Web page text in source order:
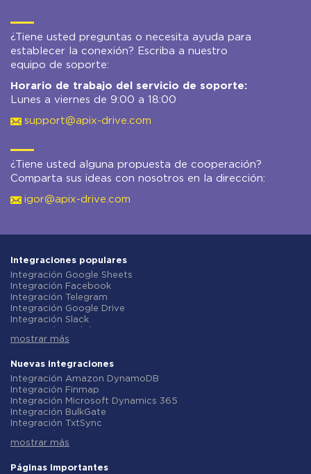
¿Tiene usted preguntas o necesita ayuda para
establecer la conexión? Escriba a nuestro
equipo de soporte:
Horario de trabajo del servicio de soporte:
Lunes a viernes de 9:00 a 18:00
support@apix-drive.com
¿Tiene usted alguna propuesta de cooperación?
Comparta sus ideas con nosotros en la dirección:
igor@apix-drive.com
Integraciones populares
Integración Google Sheets
Integración Facebook
Integración Telegram
Integración Google Drive
Integración Slack
Integración Gmail
Integración ClickUp
Integración Airtable
Integración Google Contacts
Integración OpenAI (ChatGPT)
Integración Instagram
Integración ActiveCampaign
Integración Typeform
Integración Salesforce CRM
Integración Notion
mostrar más
Nuevas integraciones
Integración Amazon DynamoDB
Integración Finmap
Integración Microsoft Dynamics 365
Integración BulkGate
Integración TxtSync
Integración Corezoid
Integración Instasent
mostrar más
Páginas importantes